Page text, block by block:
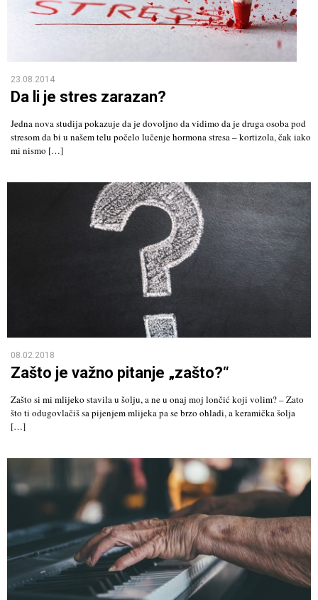
23.08.2014
Da li je stres zarazan?
Jedna nova studija pokazuje da je dovoljno da vidimo da je druga osoba pod
stresom da bi u našem telu počelo lučenje hormona stresa – kortizola, čak iako
mi nismo […]
08.02.2018
Zašto je važno pitanje „zašto?“
Zašto si mi mlijeko stavila u šolju, a ne u onaj moj lončić koji volim? – Zato
što ti odugovlačiš sa pijenjem mlijeka pa se brzo ohladi, a keramička šolja
[…]